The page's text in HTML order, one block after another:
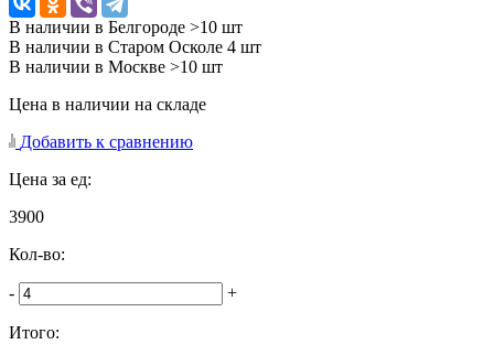
В наличии в Белгороде >10 шт
В наличии в Старом Осколе 4 шт
В наличии в Москве >10 шт
Цена в наличии на складе
Добавить к сравнению
Цена за ед:
3900
Кол-во:
- +
Итого: